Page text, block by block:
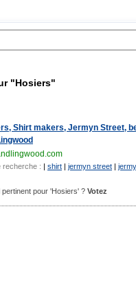
"Hosiers"
Shirt makers, Jermyn Street,
recherche : | shirt | jermyn street |
pertinent pour 'Hosiers' ? Votez